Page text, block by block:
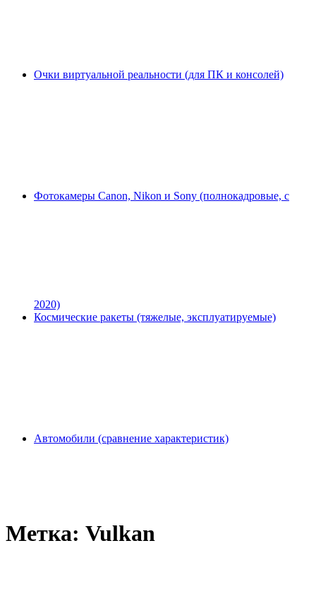
Очки виртуальной реальности (для ПК и консолей)
Фотокамеры Canon, Nikon и Sony (полнокадровые, с
2020)
Космические ракеты (тяжелые, эксплуатируемые)
Автомобили (сравнение характеристик)
Метка: Vulkan